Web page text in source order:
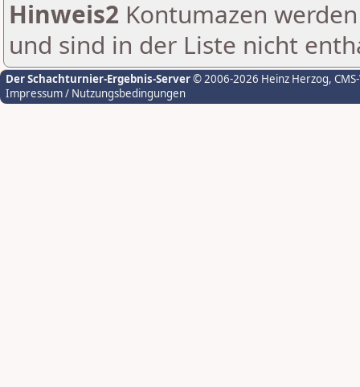
Hinweis2 Kontumazen
und sind in der Liste nicht
Der Schachturnier-Ergebnis-Server© 2006-2026 Heinz Herzog,
Impressum / Nutzungsbedingungen